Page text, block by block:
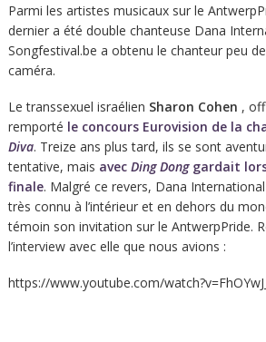
Parmi les artistes musicaux sur le
dernier a été double chanteuse Dana
Songfestival.be a obtenu le chanteur peu
caméra.
Le transsexuel israélien Sharon Cohen ,
remporté le concours Eurovision de la
Diva. Treize ans plus tard, ils se sont
tentative, mais avec Ding Dong gardait
finale. Malgré ce revers, Dana
très connu à l’intérieur et en dehors du
témoin son invitation sur le AntwerpPride.
l’interview avec elle que nous avions :
https://www.youtube.com/